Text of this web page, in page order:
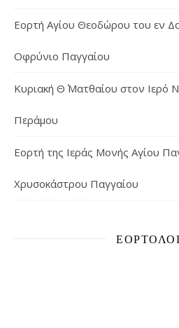
Εορτή Αγίου Θεοδώρου του εν
Οφρύνιο Παγγαίου
Κυριακή Θ΄ Ματθαίου στον Ιερό
Περάμου
Εορτή της Ιεράς Μονής Αγίου
Χρυσοκάστρου Παγγαίου